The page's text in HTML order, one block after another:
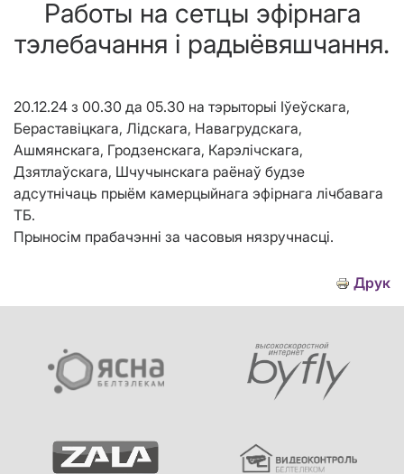
Работы на сетцы эфірнага
тэлебачання і радыёвяшчання.
20.12.24 з 00.30 да 05.30 на тэрыторыi Іўеўскага,
Бераставіцкага, Лідскага, Навагрудскага,
Ашмянскага, Гродзенскага, Карэлічскага,
Дзятлаўскага, Шчучынскага раёнаў будзе
адсутнічаць прыём камерцыйнага эфірнага лічбавага
ТБ.
Прыносім прабачэнні за часовыя нязручнасці.
Друк